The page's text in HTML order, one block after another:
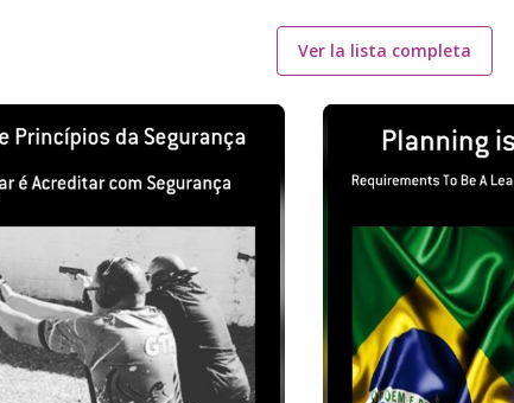
Ver la lista completa